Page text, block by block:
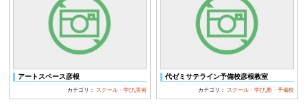
アートスペース彦根
カテゴリ： スクール・学び,美術
代ゼミサテライン予備校彦根教室
カテゴリ： スクール・学び,塾・予備校